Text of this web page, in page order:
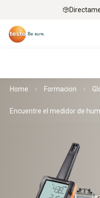
Home Formacion
Encuentre el medidor de